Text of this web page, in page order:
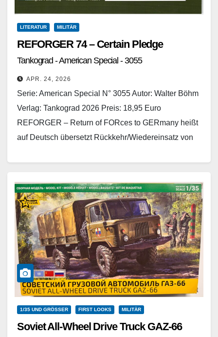
LITERATUR MILITÄR
REFORGER 74 – Certain Pledge
Tankograd - American Special - 3055
APR. 24, 2026
Serie: American Special N° 3055 Autor: Walter Böhm
Verlag: Tankograd 2026 Preis: 18,95 Euro
REFORGER – Return of FORces to GERmany heißt
auf Deutsch übersetzt Rückkehr/Wiedereinsatz von
1/35 UND GRÖSSER FIRST LOOKS MILITÄR
Soviet All-Wheel Drive Truck GAZ-66